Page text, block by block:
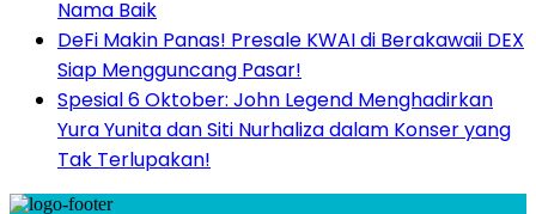
Nama Baik
DeFi Makin Panas! Presale KWAI di Berakawaii DEX
Siap Mengguncang Pasar!
Spesial 6 Oktober: John Legend Menghadirkan
Yura Yunita dan Siti Nurhaliza dalam Konser yang
Tak Terlupakan!